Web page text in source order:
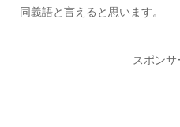
同義語と言えると思います。
スポンサ